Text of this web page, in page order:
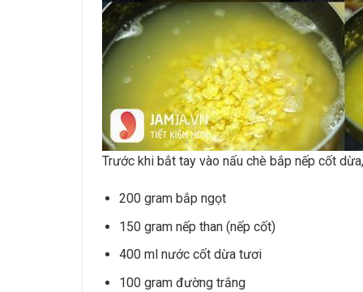
Trước khi bắt tay vào nấu chè bắp nếp cốt
200 gram bắp ngọt
150 gram nếp than (nếp cốt)
400 ml nước cốt dừa tươi
100 gram đường trắng